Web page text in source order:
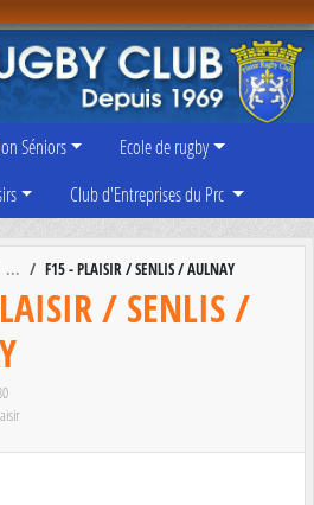
Séniors
Ecole de rugby
Club d'Entreprises du Prc
F15 - PLAISIR / SENLIS / AULNAY
/ SENLIS /